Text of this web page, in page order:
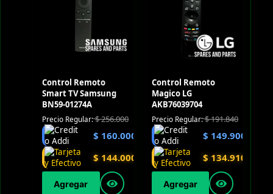
Control Remoto
Smart TV Samsung
BN59-01274A
Precio Regular:$256.000
$ 160.000
$ 144.000
Agregar
Control Remoto
Magico LG
AKB76039704
Precio Regular:$191.840
$ 149.900
$ 134.910
Agregar